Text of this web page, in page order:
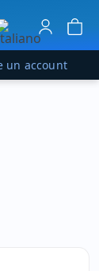
un account